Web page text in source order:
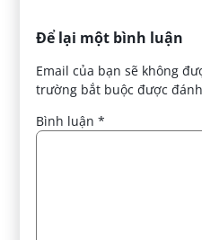
Để lại một bình luận
Email của bạn sẽ không
trường bắt buộc được
Bình luận*